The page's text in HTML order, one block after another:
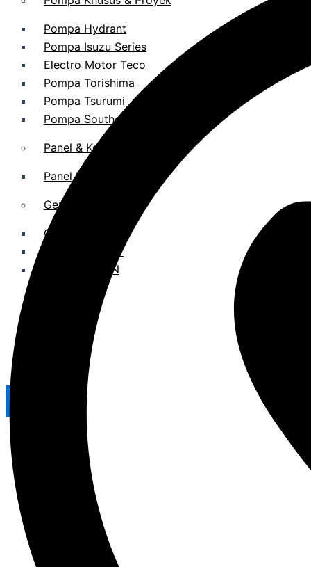
Pompa Hydrant
Pompa Isuzu Series
Electro Motor Teco
Pompa Torishima
Pompa Tsurumi
Pompa Southern Cross
Panel & Kontrol
Panel Electric Pump
Genset
Genset Perkins
Genset Yanmar
Genset V-GEN